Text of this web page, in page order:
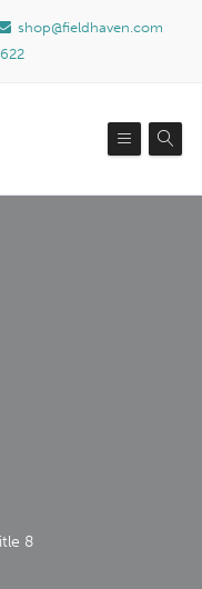
shop@fieldhaven.com
8